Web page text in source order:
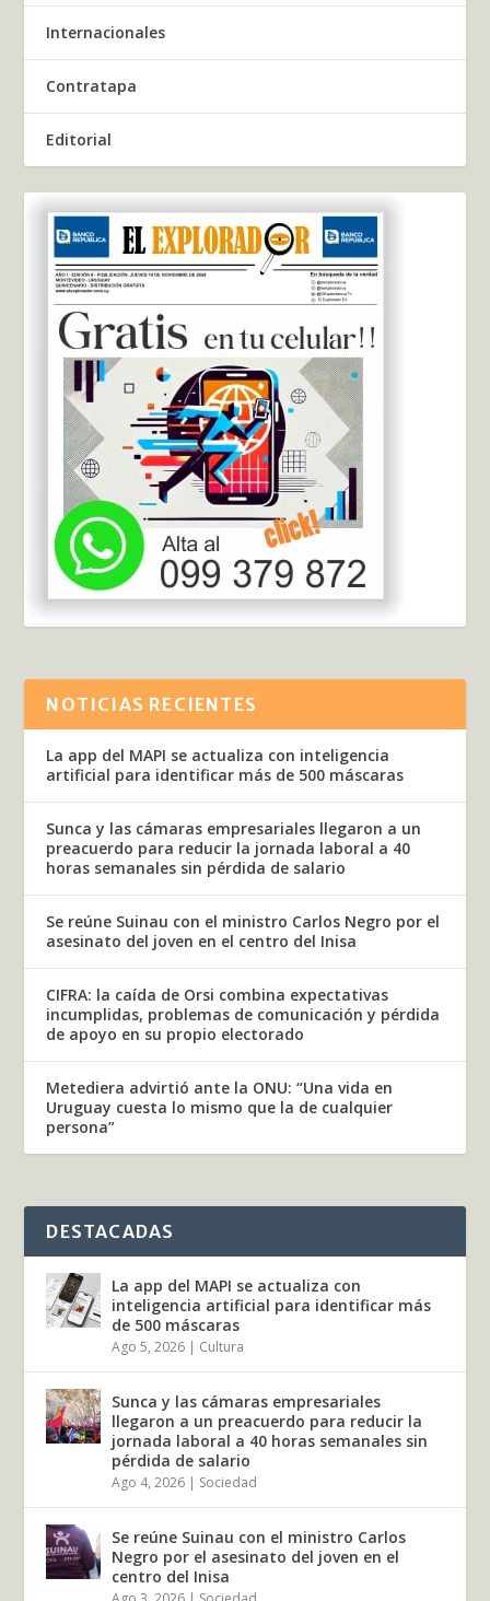
Internacionales
Contratapa
Editorial
NOTICIAS RECIENTES
La app del MAPI se actualiza con inteligencia
artificial para identificar más de 500 máscaras
Sunca y las cámaras empresariales llegaron a un
preacuerdo para reducir la jornada laboral a 40
horas semanales sin pérdida de salario
Se reúne Suinau con el ministro Carlos Negro por el
asesinato del joven en el centro del Inisa
CIFRA: la caída de Orsi combina expectativas
incumplidas, problemas de comunicación y pérdida
de apoyo en su propio electorado
Metediera advirtió ante la ONU: “Una vida en
Uruguay cuesta lo mismo que la de cualquier
persona”
DESTACADAS
La app del MAPI se actualiza con
inteligencia artificial para identificar más
de 500 máscaras
Ago 5, 2026 | Cultura
Sunca y las cámaras empresariales
llegaron a un preacuerdo para reducir la
jornada laboral a 40 horas semanales sin
pérdida de salario
Ago 4, 2026 | Sociedad
Se reúne Suinau con el ministro Carlos
Negro por el asesinato del joven en el
centro del Inisa